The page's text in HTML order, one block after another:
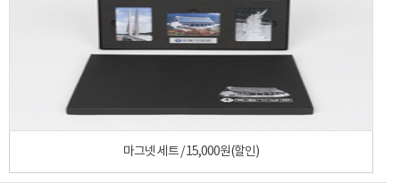
마그넷 세트 / 15,000원(할인)